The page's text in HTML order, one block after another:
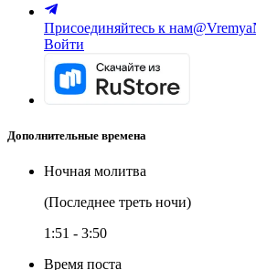
Присоединяйтесь к нам
Войти
Дополнительные времена
Ночная молитва
(Последнее треть ночи)
1:51 - 3:50
Время поста